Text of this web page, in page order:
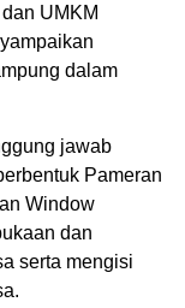
UMKM
dalam
jawab
Pameran
Window
dan
serta mengisi